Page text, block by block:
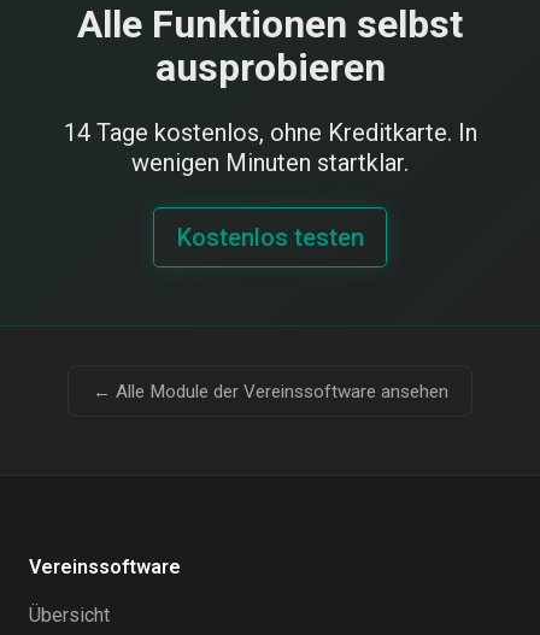
Alle Funktionen selbst
ausprobieren
14 Tage kostenlos, ohne Kreditkarte. In
wenigen Minuten startklar.
Kostenlos testen
← Alle Module der Vereinssoftware ansehen
Vereinssoftware
Übersicht